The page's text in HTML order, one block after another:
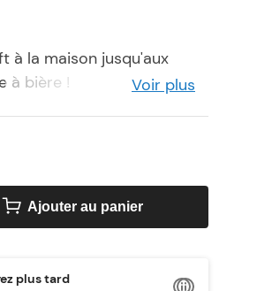
à la maison jusqu'aux
à bière !
Voir plus
Ajouter au panier
plus tard